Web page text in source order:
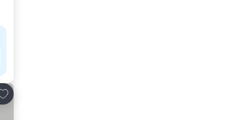
aos favoritos